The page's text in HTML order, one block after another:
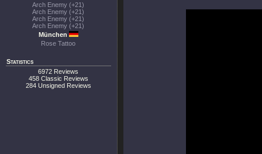
Arch Enemy (+21)
Arch Enemy (+21)
Arch Enemy (+21)
Arch Enemy (+21)
München
Rose Tattoo
Statistics
6972 Reviews
458 Classic Reviews
284 Unsigned Reviews